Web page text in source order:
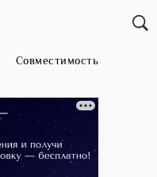
Совместимость